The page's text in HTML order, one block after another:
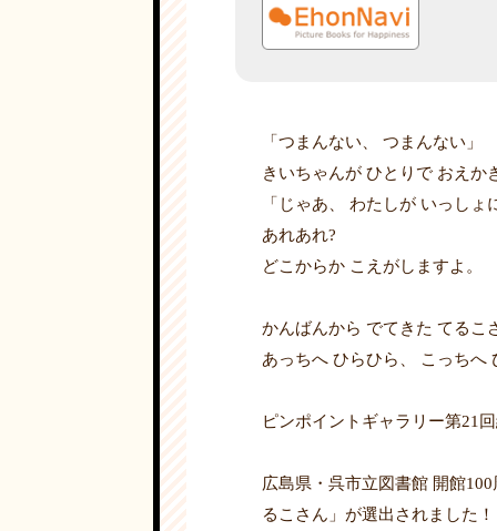
「つまんない、 つまんない」
きいちゃんが ひとりで おえか
「じゃあ、 わたしが いっし
あれあれ?
どこからか こえがしますよ。
かんばんから でてきた てるこ
あっちへ ひらひら、 こっちへ
ピンポイントギャラリー第21
広島県・呉市立図書館 開館
るこさん」が選出されました！